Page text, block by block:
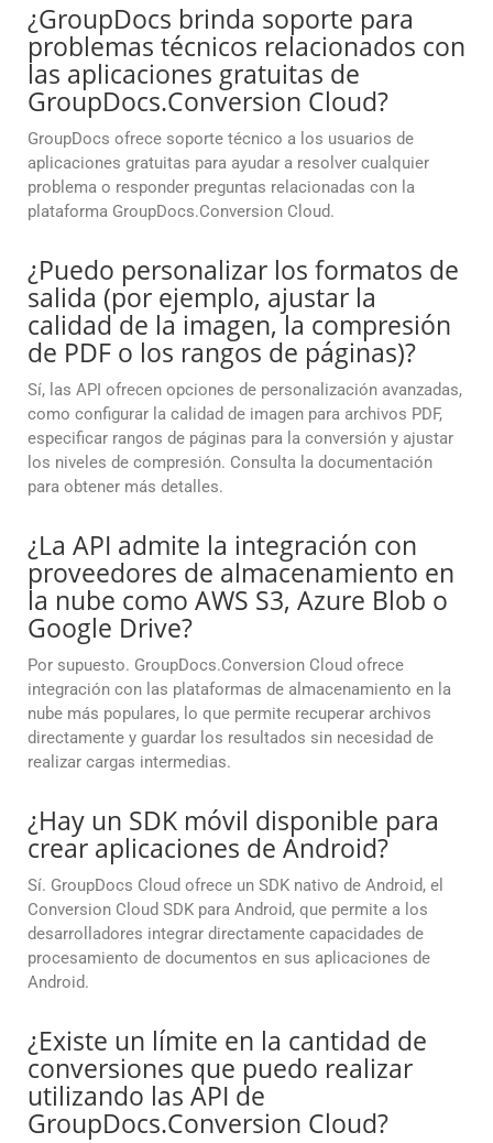
¿GroupDocs brinda soporte para
problemas técnicos relacionados con
las aplicaciones gratuitas de
GroupDocs.Conversion Cloud?
GroupDocs ofrece soporte técnico a los usuarios de
aplicaciones gratuitas para ayudar a resolver cualquier
problema o responder preguntas relacionadas con la
plataforma GroupDocs.Conversion Cloud.
¿Puedo personalizar los formatos de
salida (por ejemplo, ajustar la
calidad de la imagen, la compresión
de PDF o los rangos de páginas)?
Sí, las API ofrecen opciones de personalización avanzadas,
como configurar la calidad de imagen para archivos PDF,
especificar rangos de páginas para la conversión y ajustar
los niveles de compresión. Consulta la documentación
para obtener más detalles.
¿La API admite la integración con
proveedores de almacenamiento en
la nube como AWS S3, Azure Blob o
Google Drive?
Por supuesto. GroupDocs.Conversion Cloud ofrece
integración con las plataformas de almacenamiento en la
nube más populares, lo que permite recuperar archivos
directamente y guardar los resultados sin necesidad de
realizar cargas intermedias.
¿Hay un SDK móvil disponible para
crear aplicaciones de Android?
Sí. GroupDocs Cloud ofrece un SDK nativo de Android, el
Conversion Cloud SDK para Android, que permite a los
desarrolladores integrar directamente capacidades de
procesamiento de documentos en sus aplicaciones de
Android.
¿Existe un límite en la cantidad de
conversiones que puedo realizar
utilizando las API de
GroupDocs.Conversion Cloud?